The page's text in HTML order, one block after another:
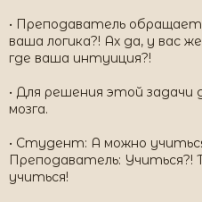
• Преподаватель
ваша логика?! Ах да, у вас
где ваша интуиция?!
• Для решения этой
мозга.
• Студент: А можно
Преподаватель: Учиться?!
учиться!